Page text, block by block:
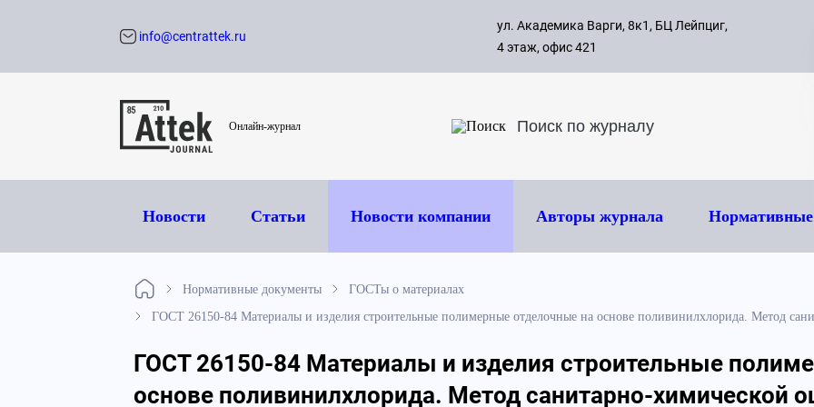
с 09:00
8 495
info@centrattek.ru
ул. Академика Варги, 8к1, БЦ Лейпциг,
4 этаж, офис 421
Онлайн-журнал
Новости Статьи Новости компании Авторы журнала
Нормативные документы
ГОСТы о материалах
ГОСТ 26150-84 Материалы и изделия строительные полимерные отделочные на основе поливинилхлорида. Метод
ГОСТ 26150-84 Материалы и изделия строительные
основе поливинилхлорида. Метод санитарно-химической